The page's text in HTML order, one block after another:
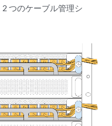
つのケーブル管理シ